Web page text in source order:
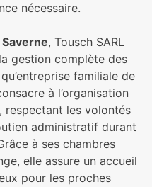
nécessaire.
, Tousch SARL
gestion complète des
familiale de
à l’organisation
respectant les volontés
administratif durant
à ses chambres
elle assure un accueil
pour les proches